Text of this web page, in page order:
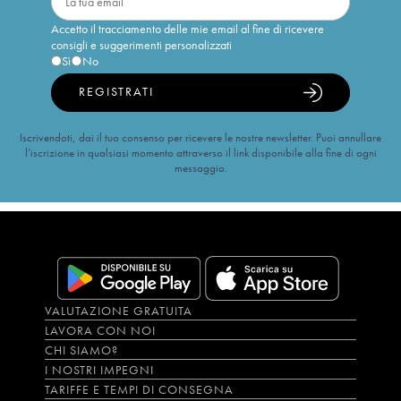
Accetto il tracciamento delle mie email al fine di ricevere
consigli e suggerimenti personalizzati
Sì
No
REGISTRATI
Iscrivendoti, dai il tuo consenso per ricevere le nostre newsletter. Puoi annullare
l’iscrizione in qualsiasi momento attraverso il link disponibile alla fine di ogni
messaggio.
VALUTAZIONE GRATUITA
LAVORA CON NOI
CHI SIAMO?
I NOSTRI IMPEGNI
TARIFFE E TEMPI DI CONSEGNA